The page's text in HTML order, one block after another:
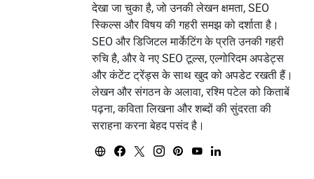
देखा जा चुका है, जो उनकी लेखन क्षमता, SEO
स्किल्स और विषय की गहरी समझ को दर्शाता है।
SEO और डिजिटल मार्केटिंग के प्रति उनकी गहरी
रुचि है, और वे नए SEO टूल्स, एल्गोरिदम अपडेट्स
और कंटेंट ट्रेंड्स के साथ खुद को अपडेट रखती हैं।
लेखन और संगठन के अलावा, रश्मि पटेल को किताबें
पढ़ना, कविता लिखना और शब्दों की सुंदरता की
सराहना करना बेहद पसंद है।